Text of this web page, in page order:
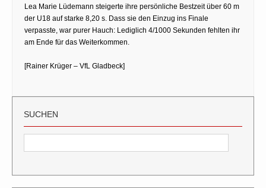
Lea Marie Lüdemann steigerte ihre persönliche Bestzeit über 60 m
der U18 auf starke 8,20 s. Dass sie den Einzug ins Finale
verpasste, war purer Hauch: Lediglich 4/1000 Sekunden fehlten ihr
am Ende für das Weiterkommen.
[Rainer Krüger – VfL Gladbeck]
SUCHEN